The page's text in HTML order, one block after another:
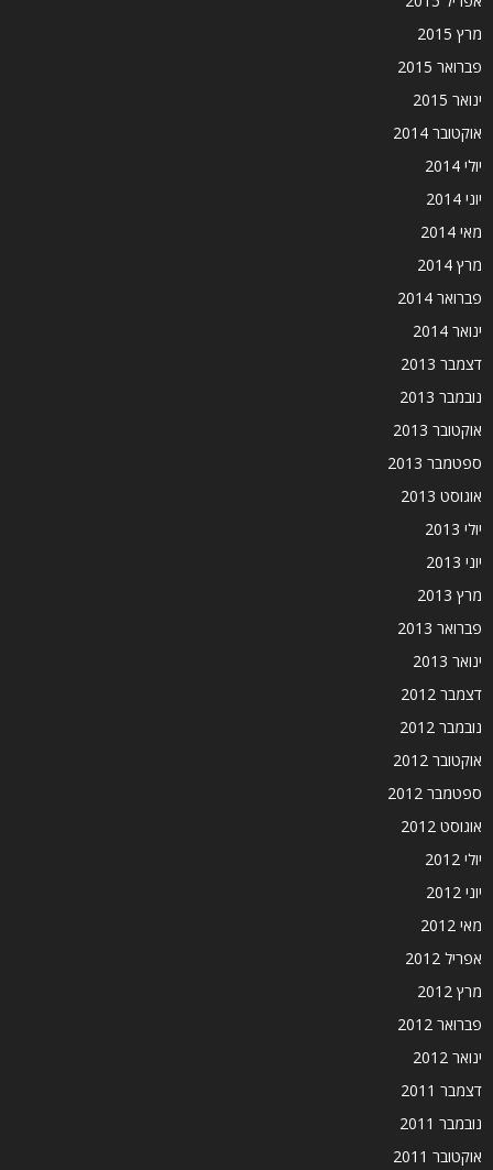
מרץ 2015
פברואר 2015
ינואר 2015
אוקטובר 2014
יולי 2014
יוני 2014
מאי 2014
מרץ 2014
פברואר 2014
ינואר 2014
דצמבר 2013
נובמבר 2013
אוקטובר 2013
ספטמבר 2013
אוגוסט 2013
יולי 2013
יוני 2013
מרץ 2013
פברואר 2013
ינואר 2013
דצמבר 2012
נובמבר 2012
אוקטובר 2012
ספטמבר 2012
אוגוסט 2012
יולי 2012
יוני 2012
מאי 2012
אפריל 2012
מרץ 2012
פברואר 2012
ינואר 2012
דצמבר 2011
נובמבר 2011
אוקטובר 2011